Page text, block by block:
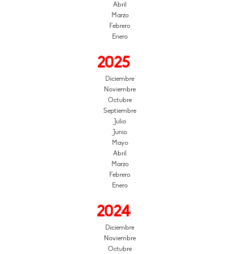
Abril
Marzo
Febrero
Enero
2025
Diciembre
Noviembre
Octubre
Septiembre
Julio
Junio
Mayo
Abril
Marzo
Febrero
Enero
2024
Diciembre
Noviembre
Octubre